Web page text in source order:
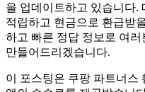
을 업데이트하고 있습니다.
적립하고 현금으로 환급받
하고 빠른 정답 정보로 여
만들어드리겠습니다.
이 포스팅은 쿠팡 파트너스